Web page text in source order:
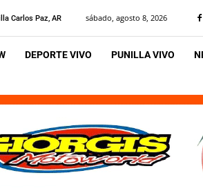
Carlos Paz, AR sábado, agosto 8, 2026
DEPORTE VIVO PUNILLA VIVO